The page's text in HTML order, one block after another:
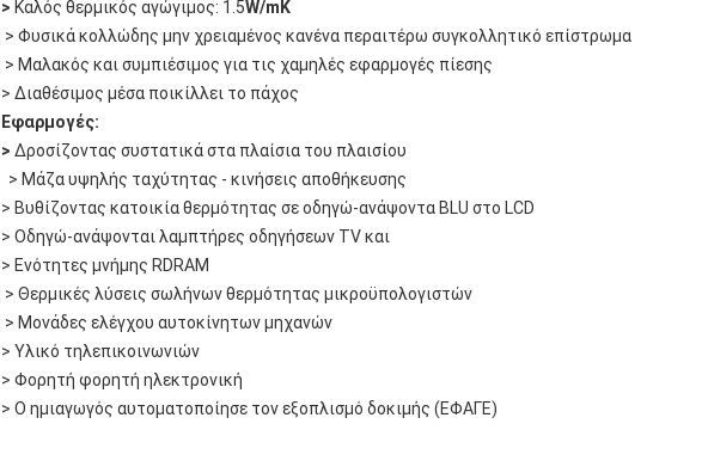
> Καλός θερμικός αγώγιμος: 1.5W/mK
> Φυσικά κολλώδης μην χρειαμένος κανένα περαιτέρω συγκολλητικό επίστρωμα
> Μαλακός και συμπιέσιμος για τις χαμηλές εφαρμογές πίεσης
> Διαθέσιμος μέσα ποικίλλει το πάχος
Εφαρμογές:
> Δροσίζοντας συστατικά στα πλαίσια του πλαισίου
> Μάζα υψηλής ταχύτητας - κινήσεις αποθήκευσης
> Βυθίζοντας κατοικία θερμότητας σε οδηγώ-ανάψοντα BLU στο LCD
> Οδηγώ-ανάψονται λαμπτήρες οδηγήσεων TV και
> Ενότητες μνήμης RDRAM
> Θερμικές λύσεις σωλήνων θερμότητας μικροϋπολογιστών
> Μονάδες ελέγχου αυτοκίνητων μηχανών
> Υλικό τηλεπικοινωνιών
> Φορητή φορητή ηλεκτρονική
> Ο ημιαγωγός αυτοματοποίησε τον εξοπλισμό δοκιμής (ΕΦΑΓΕ)